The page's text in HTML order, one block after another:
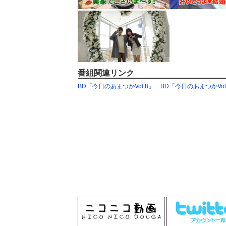
番組関連リンク
BD「今日のあまつかVol.8」 BD「今日のあまつか